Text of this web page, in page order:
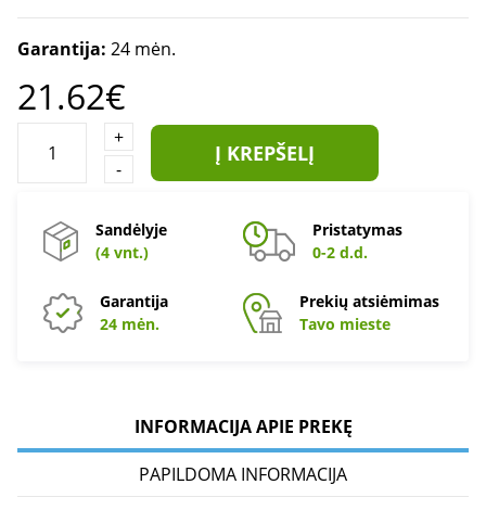
Garantija: 24 mėn.
21.62€
+
-
Į KREPŠELĮ
Sandėlyje
(4 vnt.)
Pristatymas
0-2 d.d.
Garantija
24 mėn.
Prekių atsiėmimas
Tavo mieste
INFORMACIJA APIE PREKĘ
PAPILDOMA INFORMACIJA